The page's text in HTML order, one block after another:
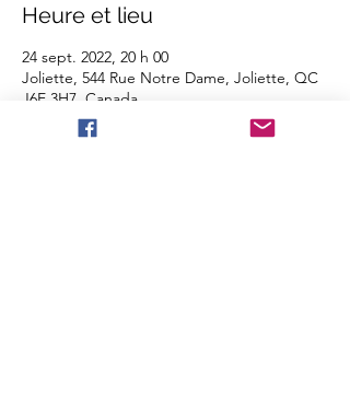
Heure et lieu
24 sept. 2022, 20 h 00
Joliette, 544 Rue Notre Dame, Joliette, QC
J6E 3H7, Canada